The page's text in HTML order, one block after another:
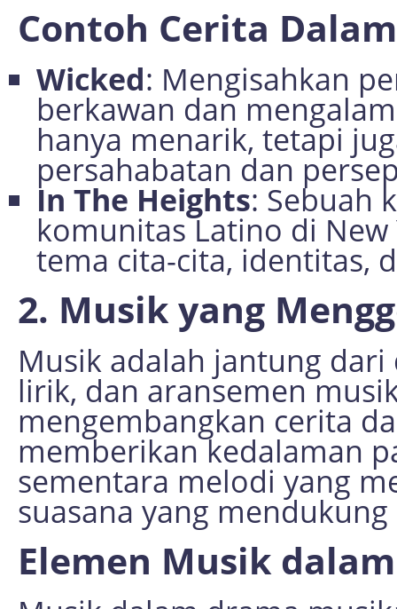
Contoh Cerita
Wicked: Mengisahkan
berkawan dan
hanya menarik, tetapi
persahabatan dan
In The Heights: Sebuah
komunitas Latino di
tema cita-cita, identitas,
2. Musik yang
Musik adalah jantung
lirik, dan aransemen
mengembangkan cerita
memberikan kedalaman
sementara melodi yang
suasana yang
Elemen Musik